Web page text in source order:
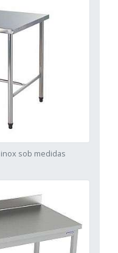
sob medidas